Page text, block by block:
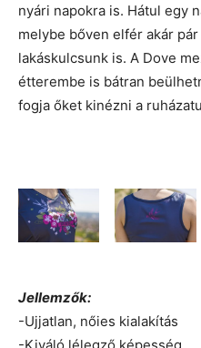
nyári napokra is. Hátul egy
melybe bőven elfér akár
lakáskulcsunk is. A Dove
étterembe is bátran
fogja őket kinézni a
Jellemzők:
-Ujjatlan, nőies kialakítás